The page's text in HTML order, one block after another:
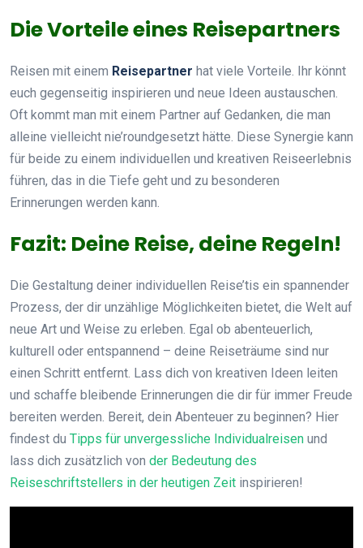
Die Vorteile eines Reisepartners
Reisen mit einem Reisepartner hat viele Vorteile. Ihr könnt
euch gegenseitig inspirieren und neue Ideen austauschen.
Oft kommt man mit einem Partner auf Gedanken, die man
alleine vielleicht nie’roundgesetzt hätte. Diese Synergie kann
für beide zu einem individuellen und kreativen Reiseerlebnis
führen, das in die Tiefe geht und zu besonderen
Erinnerungen werden kann.
Fazit: Deine Reise, deine Regeln!
Die Gestaltung deiner individuellen Reise’tis ein spannender
Prozess, der dir unzählige Möglichkeiten bietet, die Welt auf
neue Art und Weise zu erleben. Egal ob abenteuerlich,
kulturell oder entspannend – deine Reiseträume sind nur
einen Schritt entfernt. Lass dich von kreativen Ideen leiten
und schaffe bleibende Erinnerungen die dir für immer Freude
bereiten werden. Bereit, dein Abenteuer zu beginnen? Hier
findest du Tipps für unvergessliche Individualreisen und
lass dich zusätzlich von der Bedeutung des
Reiseschriftstellers in der heutigen Zeit inspirieren!